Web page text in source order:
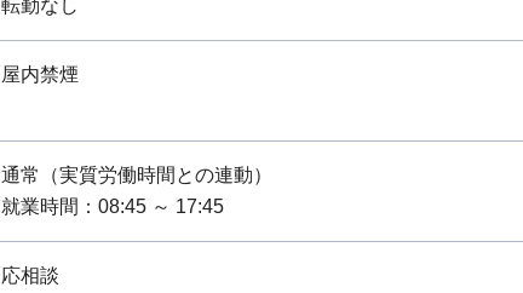
転勤なし
屋内禁煙
通常（実質労働時間との連動）
就業時間：08:45 ～ 17:45
応相談